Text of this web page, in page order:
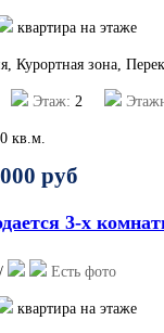
квартира на этаже
Курортная зона,
Этаж: 2
кв.м.
руб
3-х
/ Есть фото
квартира на этаже